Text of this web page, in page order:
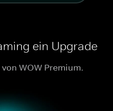
ein Upgrade
WOW Premium.